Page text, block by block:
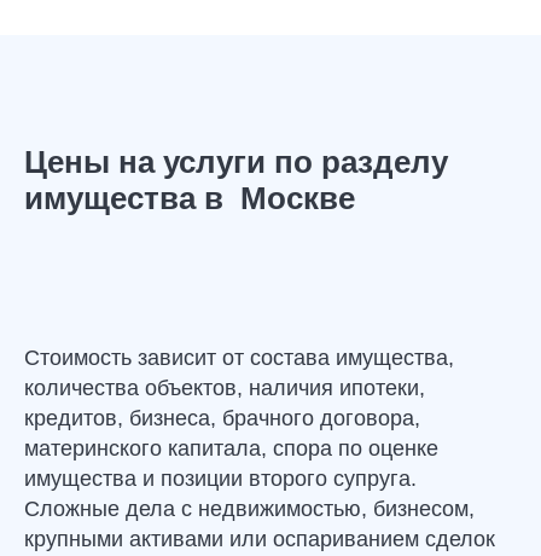
Цены на услуги по разделу
имущества в Москве
Стоимость зависит от состава имущества,
количества объектов, наличия ипотеки,
кредитов, бизнеса, брачного договора,
материнского капитала, спора по оценке
имущества и позиции второго супруга.
Сложные дела с недвижимостью, бизнесом,
крупными активами или оспариванием сделок